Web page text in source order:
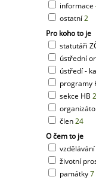
informace
ostatní2
Pro koho to je
statutáři
ústřední
ústředí -
programy
sekce HB
člen24
O čem to je
vzdělávání
životní
památky7